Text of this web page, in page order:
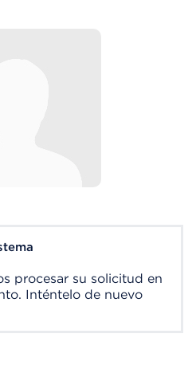
procesar su solicitud en
Inténtelo de nuevo